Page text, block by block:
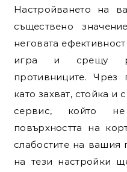
Настройването на вашия слайс сервис е от
съществено
неговата
игра и срещу
противниците. Чрез
като захват, стойка и
сервис, който
повърхността на
слабостите на вашия
на тези настройки